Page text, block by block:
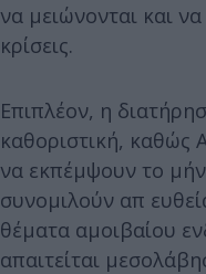
να μειώνονται και
κρίσεις.
Επιπλέον, η
καθοριστική, καθώς
να εκπέμψουν το
συνομιλούν απ
θέματα αμοιβαίου
απαιτείται